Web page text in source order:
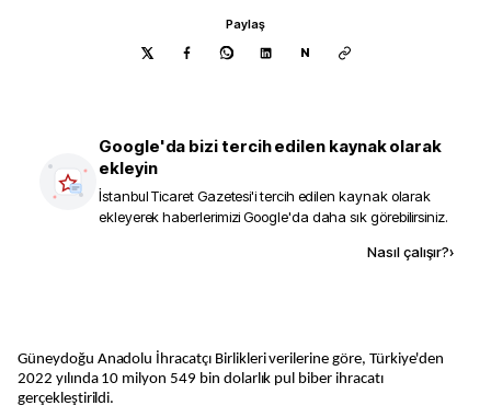
Paylaş
N
Google'da bizi tercih edilen kaynak olarak
ekleyin
İstanbul Ticaret Gazetesi'i tercih edilen kaynak olarak
ekleyerek haberlerimizi Google'da daha sık görebilirsiniz.
Nasıl çalışır?›
Güneydoğu Anadolu İhracatçı Birlikleri verilerine göre, Türkiye'den
2022 yılında 10 milyon 549 bin dolarlık pul biber ihracatı
gerçekleştirildi.